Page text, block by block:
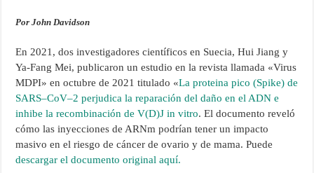
Por John Davidson
En 2021, dos investigadores científicos en Suecia, Hui Jiang y
Ya-Fang Mei, publicaron un estudio en la revista llamada «Virus
MDPI» en octubre de 2021 titulado «La proteina pico (Spike) de
SARS–CoV–2 perjudica la reparación del daño en el ADN e
inhibe la recombinación de V(D)J in vitro. El documento reveló
cómo las inyecciones de ARNm podrían tener un impacto
masivo en el riesgo de cáncer de ovario y de mama. Puede
descargar el documento original aquí.